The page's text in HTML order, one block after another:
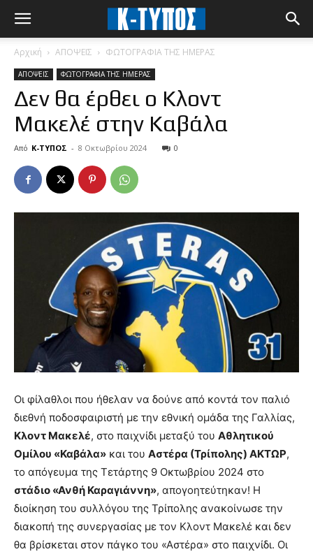
Αρχική ΑΠΟΨΕΙΣ ΦΩΤΟΓΡΑΦΙΑ ΤΗΣ ΗΜΕΡΑΣ
ΑΠΟΨΕΙΣ ΦΩΤΟΓΡΑΦΙΑ ΤΗΣ ΗΜΕΡΑΣ
Δεν θα έρθει ο Κλοντ
Μακελέ στην Καβάλα
Από Κ-ΤΥΠΟΣ - 8 Οκτωβρίου 2024 0
Οι φίλαθλοι που ήθελαν να δούνε από κοντά τον παλιό
διεθνή ποδοσφαιριστή με την εθνική ομάδα της Γαλλίας,
Κλοντ Μακελέ, στο παιχνίδι μεταξύ του Αθλητικού
Ομίλου «Καβάλα» και του Αστέρα (Τρίπολης) ΑΚΤΩΡ,
το απόγευμα της Τετάρτης 9 Οκτωβρίου 2024 στο
στάδιο «Ανθή Καραγιάννη», απογοητεύτηκαν! Η
διοίκηση του συλλόγου της Τρίπολης ανακοίνωσε την
διακοπή της συνεργασίας με τον Κλοντ Μακελέ και δεν
θα βρίσκεται στον πάγκο του «Αστέρα» στο παιχνίδι. Οι